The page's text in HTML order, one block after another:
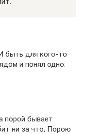
быть для кого-то
и понял одно:
порой бывает
ни за что, Порою